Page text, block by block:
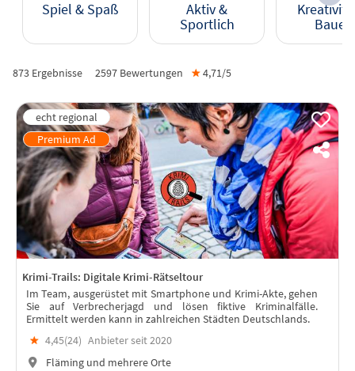
Spiel & Spaß
Aktiv &
Sportlich
Bauen
873 Ergebnisse 2597 Bewertungen ★4,71/5
Krimi-Trails: Digitale Krimi-Rätseltour
Im Team, ausgerüstet mit Smartphone und Krimi-Akte, gehen
Sie auf Verbrecherjagd und lösen fiktive Kriminalfälle.
Ermittelt werden kann in zahlreichen Städten Deutschlands.
★ 4,45(24) Anbieter seit 2020
Fläming und mehrere Orte